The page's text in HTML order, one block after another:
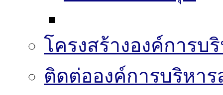
โครงสร้างองค์การ
ติดต่อองค์การบริหา